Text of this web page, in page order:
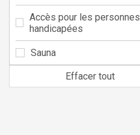
Accès pour les personnes
handicapées
Sauna
Effacer tout